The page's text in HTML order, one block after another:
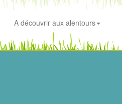
A découvrir aux alentours